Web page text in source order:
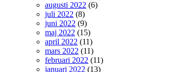
augusti 2022 (6)
juli 2022 (8)
juni 2022 (9)
maj 2022 (15)
april 2022 (11)
mars 2022 (11)
februari 2022 (11)
januari 2022 (13)